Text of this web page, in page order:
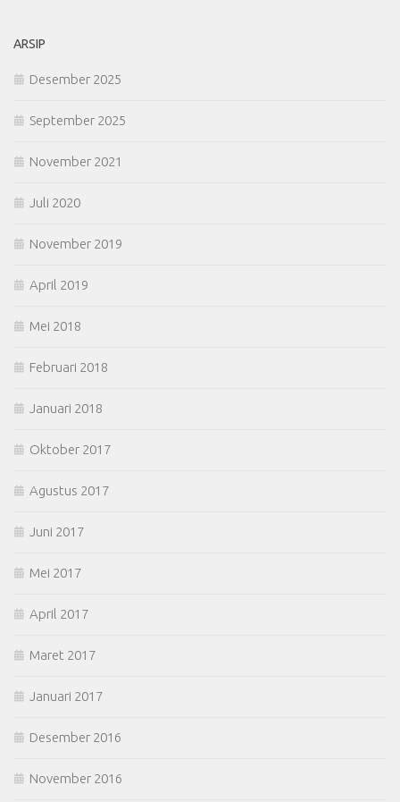
ARSIP
Desember 2025
September 2025
November 2021
Juli 2020
November 2019
April 2019
Mei 2018
Februari 2018
Januari 2018
Oktober 2017
Agustus 2017
Juni 2017
Mei 2017
April 2017
Maret 2017
Januari 2017
Desember 2016
November 2016